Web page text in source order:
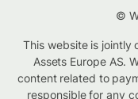
©
This website is jointly
Assets Europe AS.
content related to
responsible for any